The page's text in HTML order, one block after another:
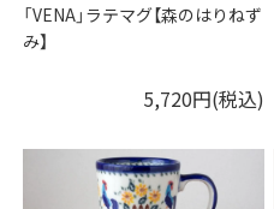
「VENA」ラテマグ【森のはりねず
み】
5,720円(税込)